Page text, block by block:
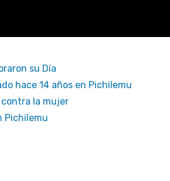
su Día
hace 14 años en Pichilemu
la mujer
Pichilemu